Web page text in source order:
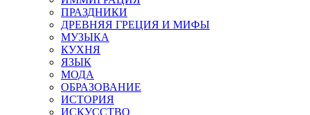
ПРАЗДНИКИ
ДРЕВНЯЯ ГРЕЦИЯ И МИФЫ
МУЗЫКА
КУХНЯ
ЯЗЫК
МОДА
ОБРАЗОВАНИЕ
ИСТОРИЯ
ИСКУССТВО